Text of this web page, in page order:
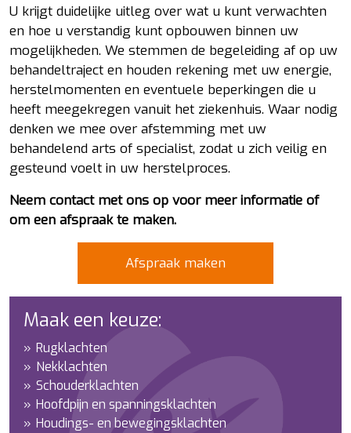
U krijgt duidelijke uitleg over wat u kunt verwachten
en hoe u verstandig kunt opbouwen binnen uw
mogelijkheden. We stemmen de begeleiding af op uw
behandeltraject en houden rekening met uw energie,
herstelmomenten en eventuele beperkingen die u
heeft meegekregen vanuit het ziekenhuis. Waar nodig
denken we mee over afstemming met uw
behandelend arts of specialist, zodat u zich veilig en
gesteund voelt in uw herstelproces.
Neem contact met ons op voor meer informatie of
om een afspraak te maken.
Afspraak maken
Maak een keuze:
Rugklachten
Nekklachten
Schouderklachten
Hoofdpijn en spanningsklachten
Houdings- en bewegingsklachten